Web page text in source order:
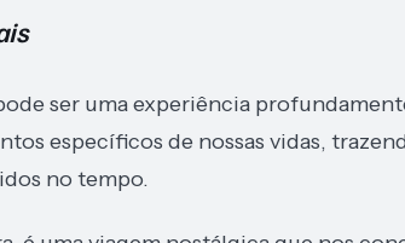
ser uma experiência
específicos de nossas vidas,
no tempo.